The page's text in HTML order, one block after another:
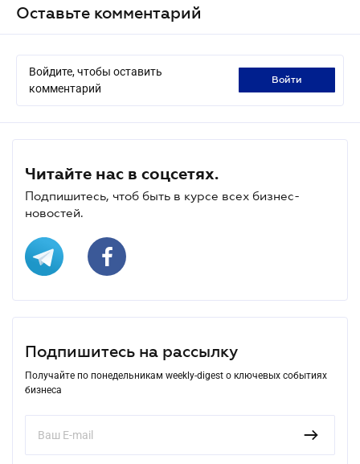
Оставьте комментарий
Войдите, чтобы оставить
комментарий
войти
Читайте нас в соцсетях.
Подпишитесь, чтоб быть в курсе всех бизнес-
новостей.
Подпишитесь на рассылку
Получайте по понедельникам weekly-digest о ключевых событиях
бизнеса